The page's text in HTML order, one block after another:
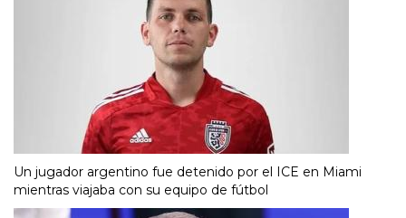
Un jugador argentino fue detenido por el ICE en Miami
mientras viajaba con su equipo de fútbol